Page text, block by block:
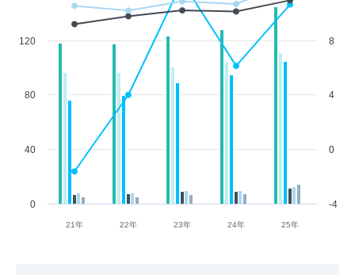
21年 22年 23年 24年 25年
0
40
80
120
-4
0
4
8